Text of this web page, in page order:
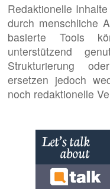
Redaktionelle
durch menschliche
basierte Tools
unterstützend
Strukturierung
ersetzen jedoch
noch redaktionelle